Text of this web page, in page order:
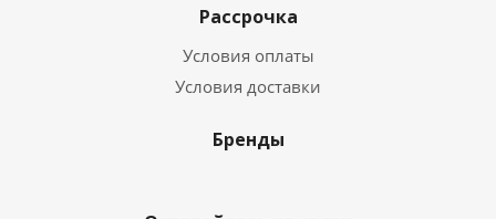
Рассрочка
Условия оплаты
Условия доставки
Бренды